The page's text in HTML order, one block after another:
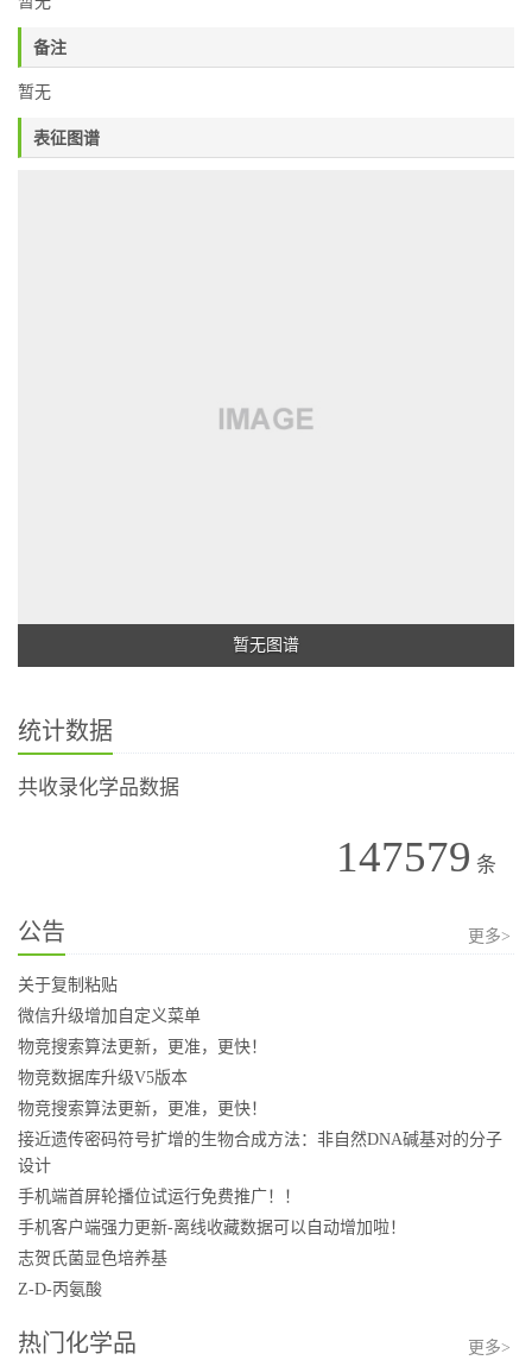
备注
暂无
表征图谱
暂无图谱
统计数据
共收录化学品数据
147579 条
公告 更多>
关于复制粘贴
微信升级增加自定义菜单
物竞搜索算法更新，更准，更快！
物竞数据库升级V5版本
物竞搜索算法更新，更准，更快！
接近遗传密码符号扩增的生物合成方法：非自然DNA碱基对的分子
设计
手机端首屏轮播位试运行免费推广！！
手机客户端强力更新-离线收藏数据可以自动增加啦！
志贺氏菌显色培养基
Z-D-丙氨酸
热门化学品 更多>